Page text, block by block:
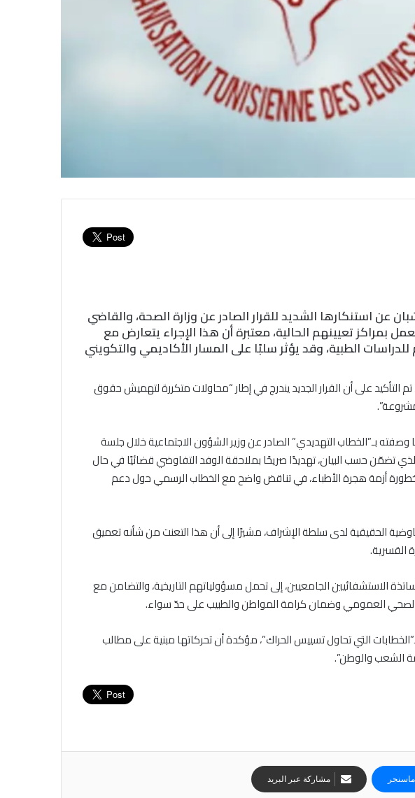
عن استنكارها الشديد للقرار الصادر عن وزارة الصحة، والقاضي
بمراكز تعيينهم الحالية، معتبرة أن هذا الإجراء يتعارض مع
المنظم للدراسات الطبية، وقد يؤثر سلبًا على المسار الأكاديمي والتكويني
التأكيد على أن القرار الجديد يندرج في إطار “محاولات متكررة لتهميش حقوق
بـ”الخطاب التهديدي” الصادر عن وزير الشؤون الاجتماعية خلال جلسة
انعقدت بتاريخ 30 جوان 2025، والذي تضمّن حسب البيان، تهديدًا صريحًا بملاحقة الوفد التفاوضي قضائيًا في حال
خطورة أزمة هجرة الأطباء، في تناقض واضح مع الخطاب الرسمي حول دعم
الحقيقية لدى سلطة الإشراف، مشيرًا إلى أن هذا التعنت من شأنه تعميق
القسرية.
الاستشفائيين الجامعيين، إلى تحمل مسؤولياتهم التاريخية، والتضامن مع
الصحي العمومي وضمان كرامة المواطن والطبيب على حدّ سواء.
التي تحاول تسييس الحراك”، مؤكدة أن تحركاتها مبنية على مطالب
الشعب والوطن”.
ماسنجر مشاركة عبر البريد